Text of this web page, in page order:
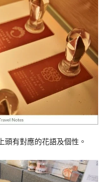
頭有對應的花語及個性。